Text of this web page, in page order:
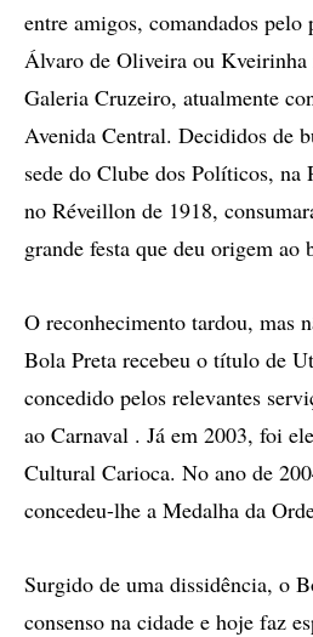
entre amigos, comandados
Álvaro de Oliveira ou
Galeria Cruzeiro, atualmente
Avenida Central. Decididos de
sede do Clube dos Políticos, na
no Réveillon de 1918,
grande festa que deu origem ao
O reconhecimento tardou, mas
Bola Preta recebeu o título de
concedido pelos relevantes
ao Carnaval . Já em 2003, foi
Cultural Carioca. No ano de
concedeu-lhe a Medalha da
Surgido de uma dissidência, o
consenso na cidade e hoje faz